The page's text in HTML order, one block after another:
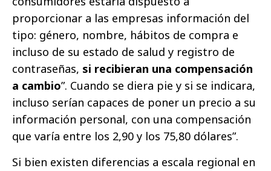
proporcionar a las empresas información del
tipo: género, nombre, hábitos de compra e
incluso de su estado de salud y registro de
contraseñas, si recibieran una compensación
a cambio”. Cuando se diera pie y si se indicara,
incluso serían capaces de poner un precio a su
información personal, con una compensación
que varía entre los 2,90 y los 75,80 dólares”.
Si bien existen diferencias a escala regional en